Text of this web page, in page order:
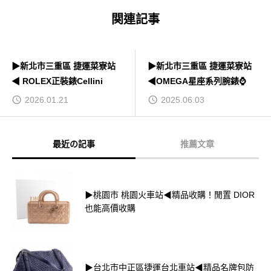
関連記事
▶新北市三重區 捷運菜寮站
◀ ROLEX正裝錶Cellini
2026.01.21
▶新北市三重區 捷運菜寮站
◀OMEGA星座系列腕錶⌚
2025.06.03
最近の記事 推薦文章
▶桃園市 桃園火車站◀精品收購！閒置 DIOR
也能高價收購
▶台北市中正區捷運台北車站◀精品名牌包防